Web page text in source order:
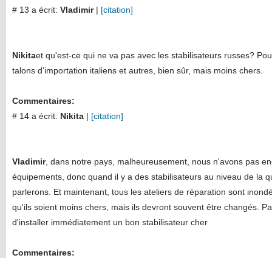
# 13 a écrit: Vladimir| [citation]
Nikitaet qu'est-ce qui ne va pas avec les stabilisateurs russes?
talons d'importation italiens et autres, bien sûr, mais moins chers.
Commentaires:
# 14 a écrit: Nikita | [citation]
Vladimir, dans notre pays, malheureusement, nous n'avons pas
équipements, donc quand il y a des stabilisateurs au niveau de la
parlerons. Et maintenant, tous les ateliers de réparation sont
qu'ils soient moins chers, mais ils devront souvent être changés.
d'installer immédiatement un bon stabilisateur cher
Commentaires: